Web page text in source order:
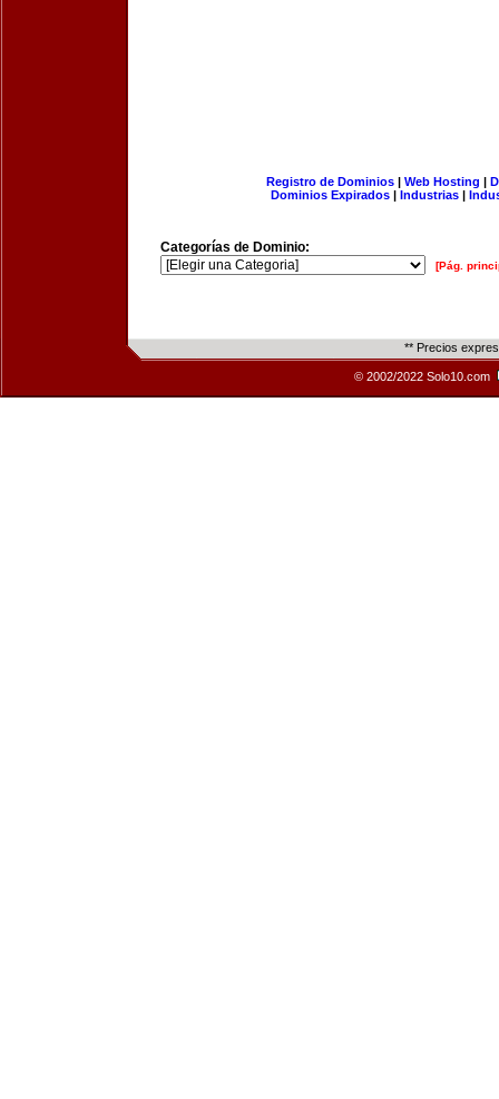
Registro de Dominios| Web Hosting |
Dominios Expirados | Industrias |
Categorías de Dominio:
[Pág.
** Precios
© 2002/2022 Solo10.com